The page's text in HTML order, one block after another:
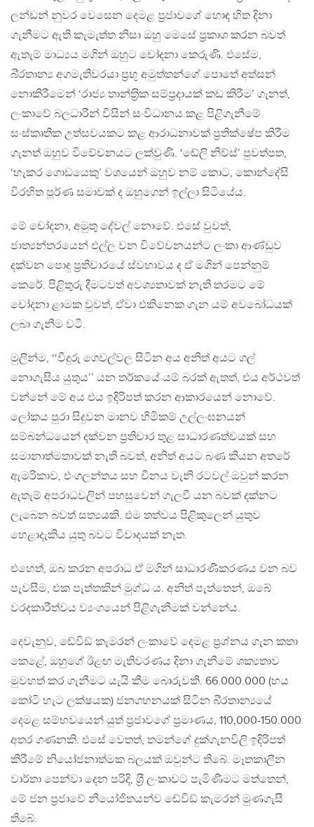
ලන්ඩන් නුවර වෙසෙන දෙමළ ප‍්‍රජාවගේ හොඳ හිත දිනා
ගැනීමට ඇති කැමැත්ත නිසා ඔහු මෙසේ ප‍්‍රකාශ කරන බවත්
ඇතැම් මාධ්‍යය මගින් ඔහුට චෝදනා කෙරුණි. එසේම,
බි‍්‍රතාන්‍ය අගමැතිවරයා ප‍්‍රභූ අමුත්තන්ගේ පොතේ අත්සන්
නොකිරීමෙන් ‘රාජ්‍ය තාන්ත‍්‍රික සම්ප‍්‍රදායක් කඩ කිරීම’ ගැනත්,
ලංකාවේ බලධාරීන් විසින් සංවිධානය කළ පිළිගැනීමේ
සංස්කෘතික උත්සවයකට කළ ආරාධනාවක් ප‍්‍රතික්ෂේප කිරීම
ගැනත් ඔහුව විවේචනයට ලක්වුණි. ‘ඬේලි නිව්ස්’ පුවත්පත,
‘හැකර ගොඩයෙකු’ වශයෙන් ඔහුව නම් කොට, කොන්දේසි
විරහිත පූර්ණ සමාවක් ද ඔහුගෙන් ඉල්ලා සිටියේය.
මේ චෝදනා, අමුතු දේවල් නොවේ. එසේ වුවත්,
ජාත්‍යන්තරයෙන් එල්ල වන විවේචනයන්ට ලංකා ආණ්ඩුව
දක්වන පොදු ප‍්‍රතිචාරයේ ස්වභාවය ද ඒ මගින් පෙන්නුම්
කෙරේ. පිළිතුරු දීමටවත් අවශ්‍යතාවක් නැති තරමට මේ
චෝදනා ළාමක වුවත්, ඒවා එකිනෙක ගැන යම් අවබෝධයක්
ලබා ගැනීම වටී.
මුලින්ම, ‘‘වීදුරු ගෙවල්වල සිටින අය අනිත් අයට ගල්
නොගැසිය යුතුය’’ යන තර්කයේ යම් බරක් ඇතත්, එය අර්ථවත්
වන්නේ මේ අය එය ඉදිරිපත් කරන ආකාරයෙන් නොවේ.
ලෝකය පුරා සිදුවන මානව හිමිකම් උල්ලංඝනයන්
සම්බන්ධයෙන් දක්වන ප‍්‍රතිචාර තුළ සාධාරණත්වයක් සහ
සමානාත්මතාවක් නැති බවත්, අනිත් අයට බණ කියන අතරේ
ඇමරිකාව, එංගලන්තය සහ චීනය වැනි රටවල් ඔවුන් කරන
ඇතැම් අපරාධවලින් පහසුවෙන් ගැලවී යන බවක් දක්නට
ලැබෙන බවත් සත්‍යයකි. එම තත්වය පිළිකුලෙන් යුතුව
හෙළාදැකිය යුතු බවට විවාදයක් නැත.
එහෙත්, ඔබ කරන අපරාධ ඒ මගින් සාධාරණීකරණය වන බව
පැවසීම, එක පැත්තකින් මුග්ධ ය. අනිත් පැත්තෙන්, ඔබේ
වරදකාරීත්වය ව්‍යංගයෙන් පිළිගැනීමක් වන්නේය.
දෙවැනුව, ඬේවිඞ් කැමරන් ලංකාවේ දෙමළ ප‍්‍රශ්නය ගැන කතා
කෙළේ, ඔහුගේ ඊළඟ මැතිවරණය දිනා ගැනීමේ ශක්‍යතාව
මුවහත් කර ගැනීමට යැයි කීම බොරුවකි. 66.000.000 (හය
කෝටි හැට ලක්ෂයක) ජනගහනයක් සිටින බි‍්‍රතාන්‍යයේ
දෙමළ සම්භවයෙන් යුත් ප‍්‍රජාවගේ ප‍්‍රමාණය, 110,000-150.000
අතර ගණනකි. එසේ වෙතත්, තමන්ගේ දුක්ගැනවිලි ඉදිරිපත්
කිරීමේ නියෝජනාත්මක බලයක් ඔවුන්ට තිබේ. මෑතකාලීන
වාර්තා පෙන්වා දෙන පරිදි, ශ‍්‍රී ලංකාවට පැමිණීමට මත්තෙන්,
මේ ජන ප‍්‍රජාවේ නියෝජිතයන්ව ඬේවිඞ් කැමරන් මුණගැසී
තිබේ.